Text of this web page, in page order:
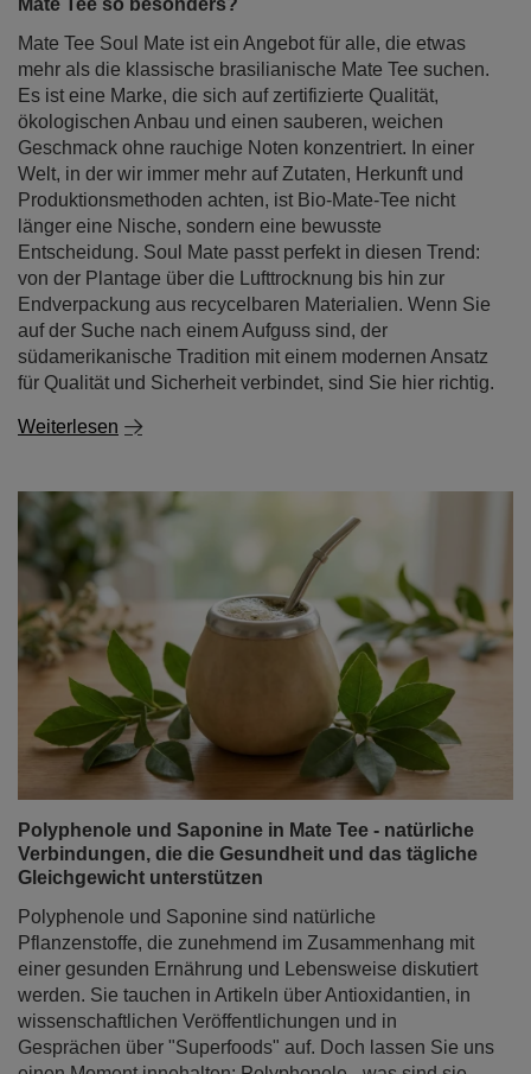
Mate Tee so besonders?
Mate Tee Soul Mate ist ein Angebot für alle, die etwas
mehr als die klassische brasilianische Mate Tee suchen.
Es ist eine Marke, die sich auf zertifizierte Qualität,
ökologischen Anbau und einen sauberen, weichen
Geschmack ohne rauchige Noten konzentriert. In einer
Welt, in der wir immer mehr auf Zutaten, Herkunft und
Produktionsmethoden achten, ist Bio-Mate-Tee nicht
länger eine Nische, sondern eine bewusste
Entscheidung. Soul Mate passt perfekt in diesen Trend:
von der Plantage über die Lufttrocknung bis hin zur
Endverpackung aus recycelbaren Materialien. Wenn Sie
auf der Suche nach einem Aufguss sind, der
südamerikanische Tradition mit einem modernen Ansatz
für Qualität und Sicherheit verbindet, sind Sie hier richtig.
Weiterlesen
Polyphenole und Saponine in Mate Tee - natürliche
Verbindungen, die die Gesundheit und das tägliche
Gleichgewicht unterstützen
Polyphenole und Saponine sind natürliche
Pflanzenstoffe, die zunehmend im Zusammenhang mit
einer gesunden Ernährung und Lebensweise diskutiert
werden. Sie tauchen in Artikeln über Antioxidantien, in
wissenschaftlichen Veröffentlichungen und in
Gesprächen über "Superfoods" auf. Doch lassen Sie uns